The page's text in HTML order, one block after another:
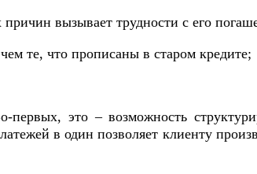
вызывает трудности с его
те, что прописаны в старом кредите;
это – возможность
в один позволяет клиенту